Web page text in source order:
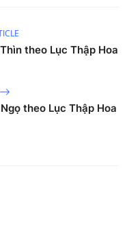
theo Lục Thập Hoa
theo Lục Thập Hoa